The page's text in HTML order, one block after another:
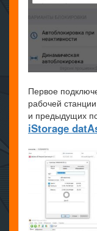
Первое
рабочей
и предыдущих
iStorage